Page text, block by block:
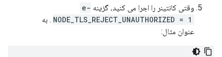
وقتی کانتینر را اجرا می کنید، گزینه
-e
NODE_TLS_REJECT_UNAUTHORIZED = 1 . به
عنوان مثال: